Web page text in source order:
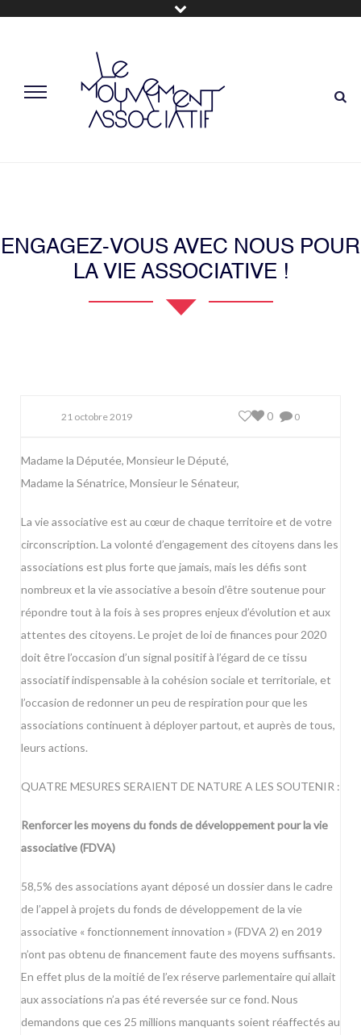
ENGAGEZ-VOUS AVEC NOUS POUR
LA VIE ASSOCIATIVE !
21 octobre 2019 0
0
Madame la Députée, Monsieur le Député,
Madame la Sénatrice, Monsieur le Sénateur,
La vie associative est au cœur de chaque territoire et de votre
circonscription. La volonté d’engagement des citoyens dans les
associations est plus forte que jamais, mais les défis sont
nombreux et la vie associative a besoin d’être soutenue pour
répondre tout à la fois à ses propres enjeux d’évolution et aux
attentes des citoyens. Le projet de loi de finances pour 2020
doit être l’occasion d’un signal positif à l’égard de ce tissu
associatif indispensable à la cohésion sociale et territoriale, et
l’occasion de redonner un peu de respiration pour que les
associations continuent à déployer partout, et auprès de tous,
leurs actions.
QUATRE MESURES SERAIENT DE NATURE A LES SOUTENIR :
Renforcer les moyens du fonds de développement pour la vie
associative (FDVA)
58,5% des associations ayant déposé un dossier dans le cadre
de l’appel à projets du fonds de développement de la vie
associative « fonctionnement innovation » (FDVA 2) en 2019
n’ont pas obtenu de financement faute des moyens suffisants.
En effet plus de la moitié de l’ex réserve parlementaire qui allait
aux associations n’a pas été reversée sur ce fond. Nous
demandons que ces 25 millions manquants soient réaffectés au